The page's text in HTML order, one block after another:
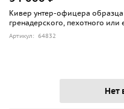
Кивер унтер-офицера образца
гренадерского, пехотного или
Артикул: 64832
Нет